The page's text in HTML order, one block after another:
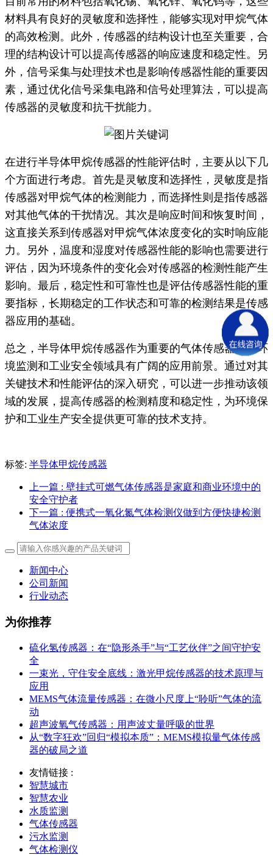
材料具有良好的灵敏度和选择性，能够实现对甲烷气体
的高效检测。此外，传感器的结构设计也至关重要，合
理的结构设计可以提高传感器的响应速度和稳定性。另
外，信号采集与处理技术也是影响传感器性能的重要因
素，通过优化信号采集电路和信号处理算法，可以提高
传感器的灵敏度和抗干扰能力。
在进行半导体甲烷传感器的性能评估时，主要从以下几
个方面进行考虑。首先是灵敏度和选择性，灵敏度是指
传感器对甲烷气体的检测能力，而选择性则是指传感器
对其他气体的干扰情况。其次是响应时间和恢复时间，
这直接关系到传感器对甲烷气体浓度变化的实时响应能
力。另外，温度和湿度对传感器性能的影响也需要进行
评估，因为环境条件的变化会对传感器的检测性能产生
影响。最后，稳定性和可靠性也是评估传感器性能的重
要指标，长期稳定的工作状态和可靠的检测结果是传感
器应用的基础。
总之，半导体甲烷传感器作为重要的气体传感器，在环
境监测和工业安全领域具有广阔的应用前景。通过对其
关键技术和性能评估的深入研究，可以进一步推动该领
域的发展，提高传感器的检测精度和稳定性，为环境保
护和工业生产安全提供更可靠的技术支持。
标签: 半导体甲烷传感器
上一篇 : 壁挂式可燃气体传感器是家庭和商业环境中的
安全守护者
下一篇 : 便携式一氧化氮气体检测仪做到方便快捷检测
气体浓度
新闻中心
公司新闻
行业动态
为你推荐
硫化氢传感器：在“隐形杀手”与“工艺伙伴”之间守护安
全
一束光，守住安全底线：激光甲烷传感器的技术原理与
应用
MEMS气体流量传感器：在微小尺度上“聆听”气体的流
动
超声波氧气传感器：用声波丈量呼吸的世界
从“数字狂欢”回归“模拟本质”：MEMS模拟量气体传感
器的破局之道
友情链接 :
智慧城市
智慧农业
水质监测
气体传感器
污水监测
气体检测仪